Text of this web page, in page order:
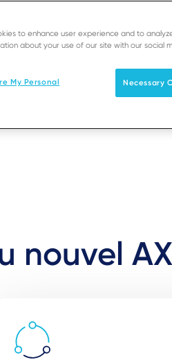
plus
dans le
nouvel
to enhance user experience and to
about your use of our site with our social
My Personal
Necessary